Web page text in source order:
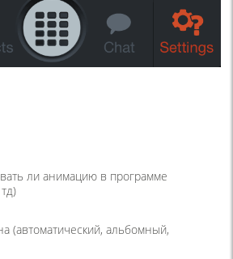
ли анимацию в программе
(автоматический, альбомный,